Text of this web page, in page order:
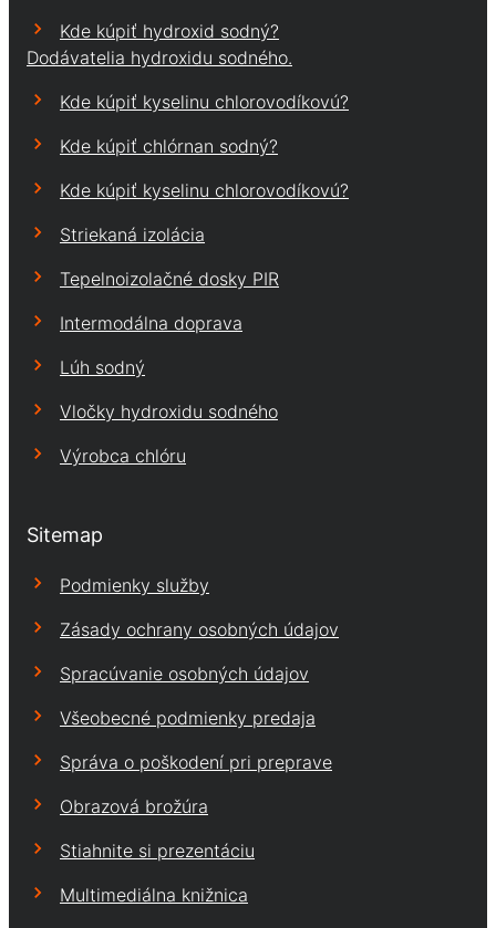
Kde kúpiť hydroxid sodný?
Dodávatelia hydroxidu sodného.
Kde kúpiť kyselinu chlorovodíkovú?
Kde kúpiť chlórnan sodný?
Kde kúpiť kyselinu chlorovodíkovú?
Striekaná izolácia
Tepelnoizolačné dosky PIR
Intermodálna doprava
Lúh sodný
Vločky hydroxidu sodného
Výrobca chlóru
Sitemap
Podmienky služby
Zásady ochrany osobných údajov
Spracúvanie osobných údajov
Všeobecné podmienky predaja
Správa o poškodení pri preprave
Obrazová brožúra
Stiahnite si prezentáciu
Multimediálna knižnica